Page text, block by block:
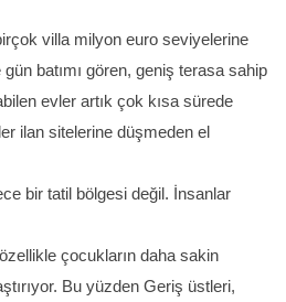
villa milyon euro seviyelerine
batımı gören, geniş terasa sahip
evler artık çok kısa sürede
ilan sitelerine düşmeden el
bir tatil bölgesi değil. İnsanlar
çocukların daha sakin
Bu yüzden Geriş üstleri,